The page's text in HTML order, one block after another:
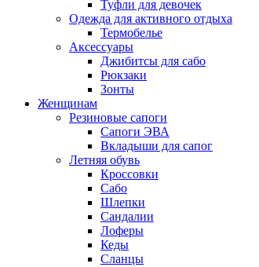
Туфли для девочек
Одежда для активного отдыха
Термобелье
Аксессуары
Джибитсы для сабо
Рюкзаки
Зонты
Женщинам
Резиновые сапоги
Cапоги ЭВА
Вкладыши для сапог
Летняя обувь
Кроссовки
Сабо
Шлепки
Сандалии
Лоферы
Кеды
Сланцы